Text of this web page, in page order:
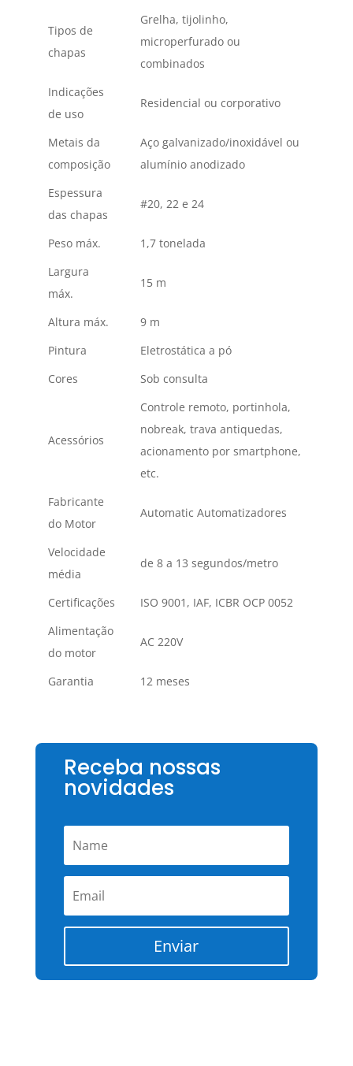
Tipos de
chapas
Grelha, tijolinho,
microperfurado ou
combinados
Indicações
de uso
Residencial ou corporativo
Metais da
composição
Aço galvanizado/inoxidável ou
alumínio anodizado
Espessura
das chapas
#20, 22 e 24
Peso máx.
1,7 tonelada
Largura
máx.
15 m
Altura máx.
9 m
Pintura
Eletrostática a pó
Cores
Sob consulta
Acessórios
Controle remoto, portinhola,
nobreak, trava antiquedas,
acionamento por smartphone,
etc.
Fabricante
do Motor
Automatic Automatizadores
Velocidade
média
de 8 a 13 segundos/metro
Certificações
ISO 9001, IAF, ICBR OCP 0052
Alimentação
do motor
AC 220V
Garantia 12 meses
Receba nossas
novidades
Enviar